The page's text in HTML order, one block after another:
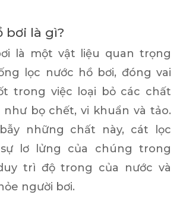
bơi là gì?
là một vật liệu quan trọng
lọc nước hồ bơi, đóng vai
trong việc loại bỏ các chất
như bọ chết, vi khuẩn và tảo.
những chất này, cát lọc
lơ lửng của chúng trong
trì độ trong của nước và
người bơi.